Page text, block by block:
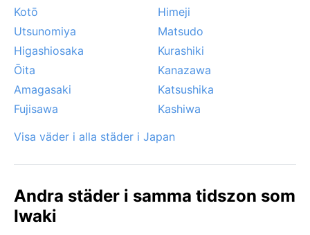
Kotō
Himeji
Utsunomiya
Matsudo
Higashiosaka
Kurashiki
Ōita
Kanazawa
Amagasaki
Katsushika
Fujisawa
Kashiwa
Visa väder i alla städer i Japan
Andra städer i samma tidszon som
Iwaki